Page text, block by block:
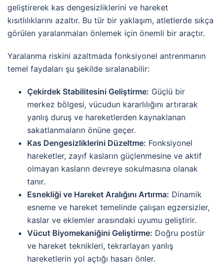
geliştirerek kas dengesizliklerini ve hareket
kısıtlılıklarını azaltır. Bu tür bir yaklaşım, atletlerde sıkça
görülen yaralanmaları önlemek için önemli bir araçtır.
Yaralanma riskini azaltmada fonksiyonel antrenmanın
temel faydaları şu şekilde sıralanabilir:
Çekirdek Stabilitesini Geliştirme: Güçlü bir
merkez bölgesi, vücudun kararlılığını artırarak
yanlış duruş ve hareketlerden kaynaklanan
sakatlanmaların önüne geçer.
Kas Dengesizliklerini Düzeltme: Fonksiyonel
hareketler, zayıf kasların güçlenmesine ve aktif
olmayan kasların devreye sokulmasına olanak
tanır.
Esnekliği ve Hareket Aralığını Artırma: Dinamik
esneme ve hareket temelinde çalışan egzersizler,
kaslar ve eklemler arasındaki uyumu geliştirir.
Vücut Biyomekaniğini Geliştirme: Doğru postür
ve hareket teknikleri, tekrarlayan yanlış
hareketlerin yol açtığı hasarı önler.